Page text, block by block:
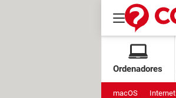
Ordenadores
macOS Internet